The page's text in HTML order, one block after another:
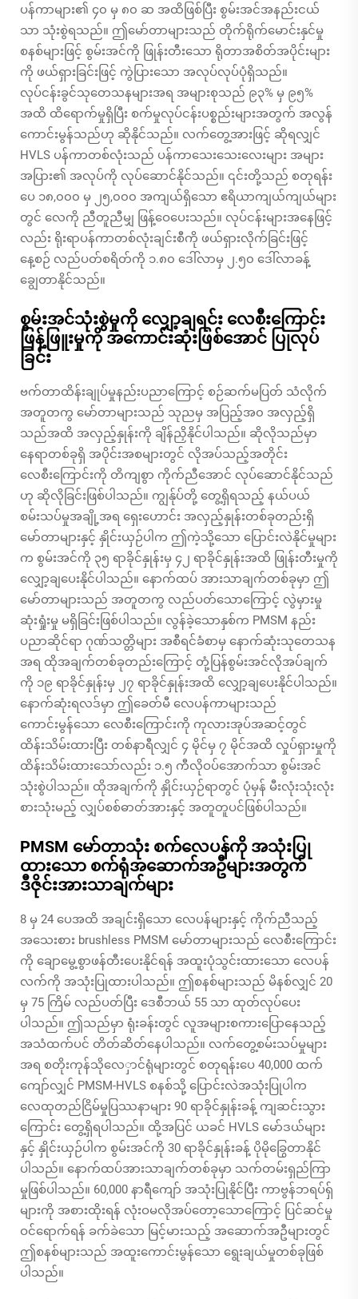
ပန်ကာများ၏ ၄၀ မှ ၈၀ ဆ အထိဖြစ်ပြီး စွမ်းအင်အနည်းငယ်
သာ သုံးစွဲရသည်။ ဤမော်တာများသည် တိုက်ရိုက်မောင်းနှင်မှု
စနစ်များဖြင့် စွမ်းအင်ကို ဖြုန်းတီးသော ရိုတာအစိတ်အပိုင်းများ
ကို ဖယ်ရှားခြင်းဖြင့် ကွဲပြားသော အလုပ်လုပ်ပုံရှိသည်။
လုပ်ငန်းခွင်သုတေသနများအရ အများစုသည် ၉၃% မှ ၉၅%
အထိ ထိရောက်မှုရှိပြီး စက်မှုလုပ်ငန်းပစ္စည်းများအတွက် အလွန်
ကောင်းမွန်သည်ဟု ဆိုနိုင်သည်။ လက်တွေ့အားဖြင့် ဆိုရလျှင်
HVLS ပန်ကာတစ်လုံးသည် ပန်ကာသေးသေးလေးများ အများ
အပြား၏ အလုပ်ကို လုပ်ဆောင်နိုင်သည်။ ၎င်းတို့သည် စတုရန်း
ပေ ၁၈,၀၀၀ မှ ၂၅,၀၀၀ အကျယ်ရှိသော ဧရိယာကျယ်ကျယ်များ
တွင် လေကို ညီတူညီမျှ ဖြန့်ဝေပေးသည်။ လုပ်ငန်းများအနေဖြင့်
လည်း ရိုးရာပန်ကာတစ်လုံးချင်းစီကို ဖယ်ရှားလိုက်ခြင်းဖြင့်
နေ့စဉ် လည်ပတ်စရိတ်ကို ၁.၈၀ ဒေါ်လာမှ ၂.၅၀ ဒေါ်လာခန့်
ချွေတာနိုင်သည်။
စွမ်းအင်သုံးစွဲမှုကို လျှော့ချရင်း လေစီးကြောင်း
ဖြန့်ဖြူးမှုကို အကောင်းဆုံးဖြစ်အောင် ပြုလုပ်
ခြင်း
ဗက်တာထိန်းချုပ်မှုနည်းပညာကြောင့် စဉ်ဆက်မပြတ် သံလိုက်
အတူတကွ မော်တာများသည် သုညမှ အပြည့်အ၀ အလှည့်ရှိ
သည်အထိ အလှည့်နှုန်းကို ချိန်ညှိနိုင်ပါသည်။ ဆိုလိုသည်မှာ
နေရာတစ်ခုရှိ အပိုင်းအစများတွင် လိုအပ်သည့်အတိုင်း
လေစီးကြောင်းကို တိကျစွာ ကိုက်ညီအောင် လုပ်ဆောင်နိုင်သည်
ဟု ဆိုလိုခြင်းဖြစ်ပါသည်။ ကျွန်ုပ်တို့ တွေ့ရှိရသည့် နယ်ပယ်
စမ်းသပ်မှုအချို့အရ ရှေးဟောင်း အလှည့်နှုန်းတစ်ခုတည်းရှိ
မော်တာများနှင့် နှိုင်းယှဉ်ပါက ဤကဲ့သို့သော ပြောင်းလဲနိုင်မှုများ
က စွမ်းအင်ကို ၃၅ ရာခိုင်နှုန်းမှ ၄၂ ရာခိုင်နှုန်းအထိ ဖြုန်းတီးမှုကို
လျှော့ချပေးနိုင်ပါသည်။ နောက်ထပ် အားသာချက်တစ်ခုမှာ ဤ
မော်တာများသည် အတူတကွ လည်ပတ်သောကြောင့် လွဲမှားမှု
ဆုံးရှုံးမှု မရှိခြင်းဖြစ်ပါသည်။ လွန်ခဲ့သောနှစ်က PMSM နည်း
ပညာဆိုင်ရာ ဂုဏ်သတ္တိများ အစီရင်ခံစာမှ နောက်ဆုံးသုတေသန
အရ ထိုအချက်တစ်ခုတည်းကြောင့် တုံ့ပြန်စွမ်းအင်လိုအပ်ချက်
ကို ၁၉ ရာခိုင်နှုန်းမှ ၂၇ ရာခိုင်နှုန်းအထိ လျှော့ချပေးနိုင်ပါသည်။
နောက်ဆုံးရလဒ်မှာ ဤခေတ်မီ လေပန်ကာများသည်
ကောင်းမွန်သော လေစီးကြောင်းကို ကုလားအုပ်အဆင့်တွင်
ထိန်းသိမ်းထားပြီး တစ်နာရီလျှင် ၄ မိုင်မှ ၇ မိုင်အထိ လှုပ်ရှားမှုကို
ထိန်းသိမ်းထားသော်လည်း ၁.၅ ကီလိုဝပ်အောက်သာ စွမ်းအင်
သုံးစွဲပါသည်။ ထိုအချက်ကို နှိုင်းယှဉ်ရာတွင် ပုံမှန် မီးလုံးသုံးလုံး
စားသုံးမည့် လျှပ်စစ်ဓာတ်အားနှင့် အတူတူပင်ဖြစ်ပါသည်။
PMSM မော်တာသုံး စက်လေပန်ကို အသုံးပြု
ထားသော စက်ရုံအဆောက်အဦများအတွက်
ဒီဇိုင်းအားသာချက်များ
8 မှ 24 ပေအထိ အချင်းရှိသော လေပန်များနှင့် ကိုက်ညီသည့်
အသေးစား brushless PMSM မော်တာများသည် လေစီးကြောင်း
ကို ချောမွေ့စွာဖန်တီးပေးနိုင်ရန် အထူးပုံသွင်းထားသော လေပန်
လက်ကို အသုံးပြုထားပါသည်။ ဤစနစ်များသည် မိနစ်လျှင် 20
မှ 75 ကြိမ် လည်ပတ်ပြီး ဒေစီဘယ် 55 သာ ထုတ်လုပ်ပေး
ပါသည်။ ဤသည်မှာ ရုံးခန်းတွင် လူအများစကားပြောနေသည့်
အသံထက်ပင် တိတ်ဆိတ်နေပါသည်။ လက်တွေ့စမ်းသပ်မှုများ
အရ စတိုးကုန်သိုလေှာင်ရုံများတွင် စတုရန်းပေ 40,000 ထက်
ကျော်လျှင် PMSM-HVLS စနစ်သို့ ပြောင်းလဲအသုံးပြုပါက
လေထုတည်ငြိမ်မှုပြဿနာများ 90 ရာခိုင်နှုန်းခန့် ကျဆင်းသွား
ကြောင်း တွေ့ရှိရပါသည်။ ထို့အပြင် ယခင် HVLS မော်ဒယ်များ
နှင့် နှိုင်းယှဉ်ပါက စွမ်းအင်ကို 30 ရာခိုင်နှုန်းခန့် ပိုမိုခြွေတာနိုင်
ပါသည်။ နောက်ထပ်အားသာချက်တစ်ခုမှာ သက်တမ်းရှည်ကြာ
မှုဖြစ်ပါသည်။ 60,000 နာရီကျော် အသုံးပြုနိုင်ပြီး ကာဗွန်ဘရပ်ရှ်
များကို အစားထိုးရန် လုံးဝမလိုအပ်တော့သောကြောင့် ပြင်ဆင်မှု
ဝင်ရောက်ရန် ခက်ခဲသော မြင့်မားသည့် အဆောက်အဦများတွင်
ဤစနစ်များသည် အထူးကောင်းမွန်သော ရွေးချယ်မှုတစ်ခုဖြစ်
ပါသည်။